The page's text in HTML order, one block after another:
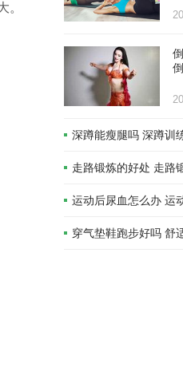
。
深蹲能瘦腿吗 深蹲训
走路锻炼的好处 走路
运动后尿血怎么办 运
穿气垫鞋跑步好吗 舒